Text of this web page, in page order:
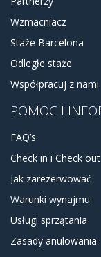
Wzmacniacz
Staże Barcelona
Odległe staże
Współpracuj z nami
POMOC I
FAQ’s
Check in i Check out
Jak zarezerwować
Warunki wynajmu
Usługi sprzątania
Zasady anulowania